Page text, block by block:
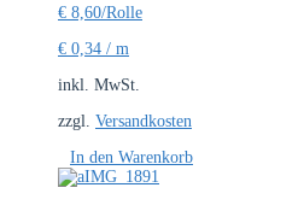
€ 8,60/Rolle
€ 0,34 / m
inkl. MwSt.
zzgl. Versandkosten
In den Warenkorb